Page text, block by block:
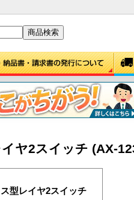
ヤ2スイッチ (AX-
型レイヤ2スイッチ